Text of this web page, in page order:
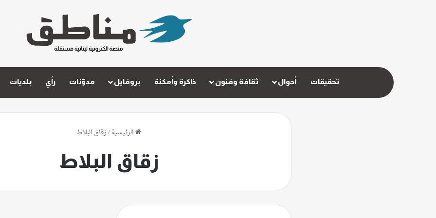
تحقيقات أحوال ثقافة وفنون ذاكرة وأمكنة بروفايل مدوّنات رأي بلديات
الرئيسية/زقاق البلاط
زقاق البلاط